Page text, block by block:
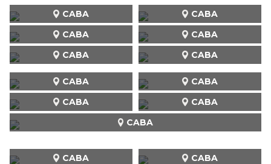
CABA
CABA
CABA
CABA
CABA
CABA
CABA CABA
CABA
CABA CABA
CABA CABA